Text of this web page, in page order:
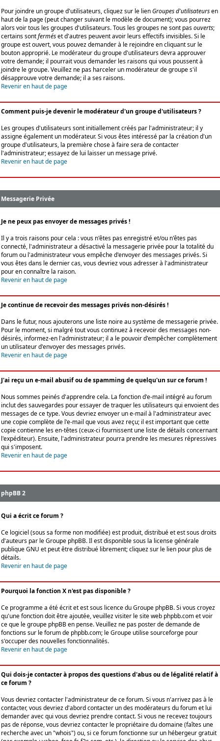
Pour joindre un groupe d'utilisateurs, cliquez sur le lienGroupes d'utilisateursen
haut de la page (peut changer suivant le modèle de document); vous pourrez
alors voir tous les groupes d'utilisateurs. Tous les groupes ne sont pasouverts;
certains sontferméset d'autres peuvent avoir leurs effectifs invisibles. Si le
groupe est ouvert, vous pouvez demander à le rejoindre en cliquant sur le
bouton approprié. Le modérateur du groupe d'utilisateurs devra approuver
votre demande; il pourrait vous demander les raisons qui vous poussent à
joindre le groupe. Veuillez ne pas harceler un modérateur de groupe s'il
désapprouve votre demande; il a ses raisons.
Revenir en haut de page
Comment puis-je devenir le modérateur d'un groupe d'utilisateurs ?
Les groupes d'utilisateurs sont initiallement créés par l'administrateur; il y
assigne également un modérateur. Si vous êtes intéressé par la création d'un
groupe d'utilisateurs, la première chose à faire sera de contacter
l'administrateur; essayez de lui laisser un message privé.
Revenir en haut de page
Messagerie Privée
Je ne peux pas envoyer de messages privés !
Il y a trois raisons pour cela : vous n'êtes pas enregistré et/ou n'êtes pas
connecté, l'administrateur a désactivé la messagerie privée pour la totalité du
forum ou l'administrateur vous empêche d'envoyer des messages privés. Si
vous êtes dans le dernier cas, vous devriez vous adresser à l'administrateur
pour en connaître la raison.
Revenir en haut de page
Je continue de recevoir des messages privés non-désirés !
Dans le futur, nous ajouterons une liste noire au système de messagerie privée.
Pour le moment, si malgré tout vous continuez à recevoir des messages non-
désirés, informez-en l'administrateur; il a le pouvoir d'empêcher complètement
un utilisateur d'envoyer des messages privés.
Revenir en haut de page
J'ai reçu un e-mail abusif ou de spamming de quelqu'un sur ce forum !
Nous sommes peinés d'apprendre cela. La fonction d'e-mail intégré au forum
inclut des sauvegardes pour essayer de traquer les utilisateurs qui envoient des
messages de ce type. Vous devriez envoyer un e-mail à l'administrateur avec
une copie complète de l'e-mail que vous avez reçu; il est important que cette
copie contienne les en-têtes (ceux-ci fournissent une liste de détails concernant
l'expéditeur). Ensuite, l'administrateur pourra prendre les mesures répressives
qui s'imposent.
Revenir en haut de page
phpBB 2
Qui a écrit ce forum ?
Ce logiciel (sous sa forme non modifiée) est produit, distribué et est sous droits
d'auteurs par leGroupe phpBB. Il est disponible sous la license générale
publique GNU et peut être distribué librement; cliquez sur le lien pour plus de
détails.
Revenir en haut de page
Pourquoi la fonction X n'est pas disponible ?
Ce programme a été écrit et est sous licence du Groupe phpBB. Si vous croyez
qu'une fonction doit être ajoutée, veuillez visiter le site web phpbb.com et voir
ce que le groupe phpBB en pense. Veuillez ne pas poster de demande de
fonctions sur le forum de phpbb.com; le Groupe utilise sourceforge pour
s'occuper des nouvelles fonctionnalités.
Revenir en haut de page
Qui dois-je contacter à propos des questions d'abus ou de légalité relatif à
ce forum ?
Vous devriez contacter l'administrateur de ce forum. Si vous n'arrivez pas à le
contacter, vous devriez d'abord contacter un des modérateurs du forum et lui
demander avec qui vous devriez prendre contact. Si vous ne recevez toujours
pas de réponse, vous devriez contacter le propriétaire du domaine (faîtes une
recherche avec un "whois") ou, si ce forum fonctionne sur un hébergeur gratuit